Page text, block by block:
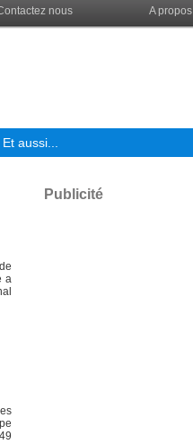
nous A propos
Et aussi...
a
Publicité